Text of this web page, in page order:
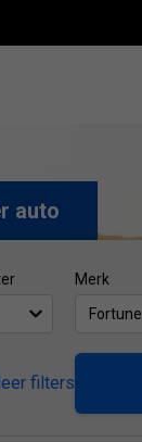
auto
Merk
Fortune
filters